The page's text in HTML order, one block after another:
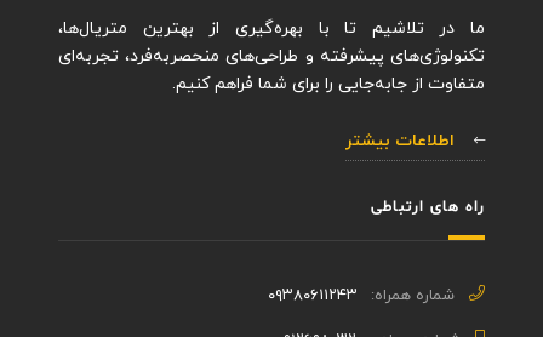
ما در تلاشیم تا با بهره‌گیری از بهترین متریال‌ها،
تکنولوژی‌های پیشرفته و طراحی‌های منحصربه‌فرد، تجربه‌ای
متفاوت از جابه‌جایی را برای شما فراهم کنیم.
راه های ارتباطی
شماره همراه: ۰۹۳۸۰۶۱۱۲۴۳